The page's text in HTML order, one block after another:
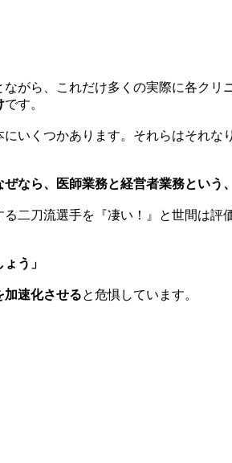
ながら、これだけ多くの実際に各クリ
です。
いくつかあります。それらはそれ
なら、医師業務と経営者業務という
二刀流選手を『凄い！』と世間は
う」
加速化させると危惧しています。